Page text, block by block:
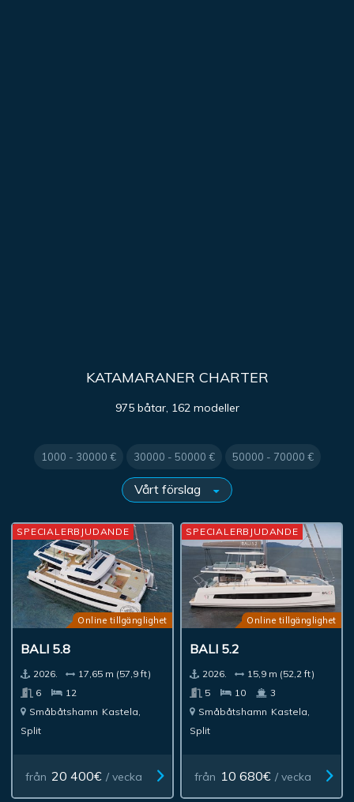
KATAMARANER CHARTER
975 båtar, 162 modeller
1000 - 30000 € 30000 - 50000 € 50000 - 70000 €
Online tillgänglighet
BALI 5.8
2026.
17,65 m (57,9 ft)
6
12
Småbåtshamn Kastela,
Split
från 20 400€ / vecka
SPECIALERBJUDANDE
Online tillgänglighet
BALI 5.2
2026.
15,9 m (52,2 ft)
5
10
3
Småbåtshamn Kastela,
Split
från 10 680€ / vecka
SPECIALERBJUDANDE